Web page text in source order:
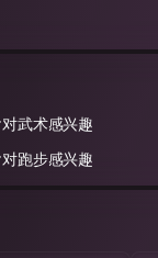
对武术感兴趣
对跑步感兴趣